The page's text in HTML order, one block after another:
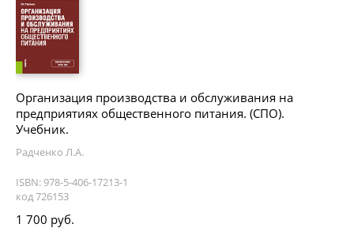
Организация производства и обслуживания на
предприятиях общественного питания. (СПО).
Учебник.
Радченко Л.А.
ISBN: 978-5-406-17213-1
код 726153
1 700 руб.